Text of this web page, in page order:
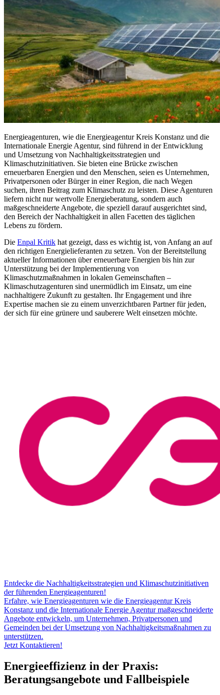
Energieagenturen, wie die Energieagentur Kreis Konstanz und die
Internationale Energie Agentur, sind führend in der Entwicklung
und Umsetzung von Nachhaltigkeitsstrategien und
Klimaschutzinitiativen. Sie bieten eine Brücke zwischen
erneuerbaren Energien und den Menschen, seien es Unternehmen,
Privatpersonen oder Bürger in einer Region, die nach Wegen
suchen, ihren Beitrag zum Klimaschutz zu leisten. Diese Agenturen
liefern nicht nur wertvolle Energieberatung, sondern auch
maßgeschneiderte Angebote, die speziell darauf ausgerichtet sind,
den Bereich der Nachhaltigkeit in allen Facetten des täglichen
Lebens zu fördern.
Die Enpal Kritik hat gezeigt, dass es wichtig ist, von Anfang an auf
den richtigen Energielieferanten zu setzen. Von der Bereitstellung
aktueller Informationen über erneuerbare Energien bis hin zur
Unterstützung bei der Implementierung von
Klimaschutzmaßnahmen in lokalen Gemeinschaften –
Klimaschutzagenturen sind unermüdlich im Einsatz, um eine
nachhaltigere Zukunft zu gestalten. Ihr Engagement und ihre
Expertise machen sie zu einem unverzichtbaren Partner für jeden,
der sich für eine grünere und sauberere Welt einsetzen möchte.
Entdecke die Nachhaltigkeitsstrategien und Klimaschutzinitiativen
der führenden Energieagenturen!
Erfahre, wie Energieagenturen wie die Energieagentur Kreis
Konstanz und die Internationale Energie Agentur maßgeschneiderte
Angebote entwickeln, um Unternehmen, Privatpersonen und
Gemeinden bei der Umsetzung von Nachhaltigkeitsmaßnahmen zu
unterstützen.
Jetzt Kontaktieren!
Energieeffizienz in der Praxis:
Beratungsangebote und Fallbeispiele